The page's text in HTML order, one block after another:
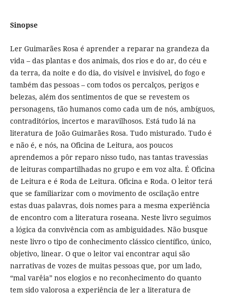
Sinopse
Ler Guimarães Rosa é aprender a reparar na grandeza da
vida – das plantas e dos animais, dos rios e do ar, do céu e
da terra, da noite e do dia, do visível e invisível, do fogo e
também das pessoas – com todos os percalços, perigos e
belezas, além dos sentimentos de que se revestem os
personagens, tão humanos como cada um de nós, ambíguos,
contraditórios, incertos e maravilhosos. Está tudo lá na
literatura de João Guimarães Rosa. Tudo misturado. Tudo é
e não é, e nós, na Oficina de Leitura, aos poucos
aprendemos a pôr reparo nisso tudo, nas tantas travessias
de leituras compartilhadas no grupo e em voz alta. É Oficina
de Leitura e é Roda de Leitura. Oficina e Roda. O leitor terá
que se familiarizar com o movimento de oscilação entre
estas duas palavras, dois nomes para a mesma experiência
de encontro com a literatura roseana. Neste livro seguimos
a lógica da convivência com as ambiguidades. Não busque
neste livro o tipo de conhecimento clássico científico, único,
objetivo, linear. O que o leitor vai encontrar aqui são
narrativas de vozes de muitas pessoas que, por um lado,
“mal varêia” nos elogios e no reconhecimento do quanto
tem sido valorosa a experiência de ler a literatura de